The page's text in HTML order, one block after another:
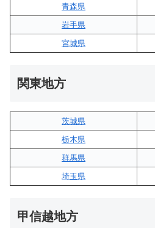
青森県
岩手県
宮城県
関東地方
茨城県
栃木県
群馬県
埼玉県
甲信越地方